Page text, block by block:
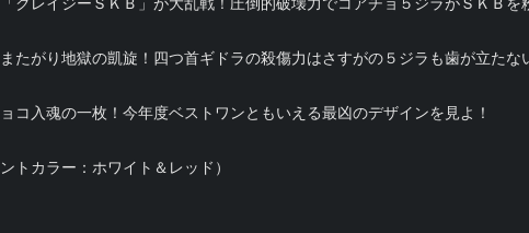
たがり地獄の凱旋！四つ首ギドラの殺傷力はさすがの５ジラも歯が立たな
コ入魂の一枚！今年度ベストワンともいえる最凶のデザインを見よ！
トカラー：ホワイト＆レッド）